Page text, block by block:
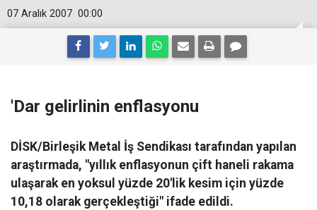
00:00
07 Aralık 2007
'Dar gelirlinin enflasyonu
DİSK/Birleşik Metal İş Sendikası tarafından yapılan
araştırmada, "yıllık enflasyonun çift haneli rakama
ulaşarak en yoksul yüzde 20'lik kesim için yüzde
10,18 olarak gerçekleştiği" ifade edildi.